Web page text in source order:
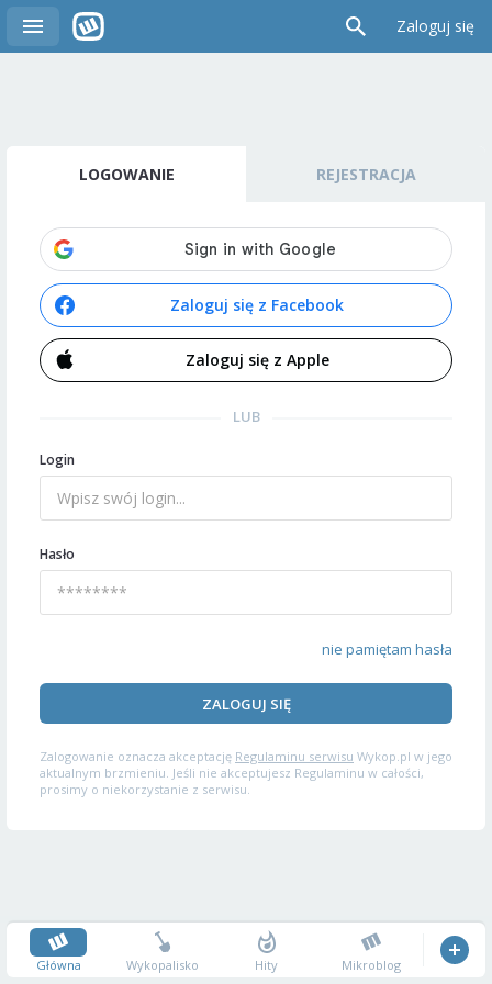
Zaloguj się
LOGOWANIE REJESTRACJA
Zaloguj się z Facebook
Zaloguj się z Apple
LUB
Login
Hasło
nie pamiętam hasła
ZALOGUJ SIĘ
Zalogowanie oznacza akceptację Regulaminu serwisu Wykop.pl w jego
aktualnym brzmieniu. Jeśli nie akceptujesz Regulaminu w całości,
prosimy o niekorzystanie z serwisu.
Główna Wykopalisko Hity Mikroblog